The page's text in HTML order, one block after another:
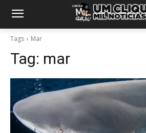
Tags Mar
Tag: mar